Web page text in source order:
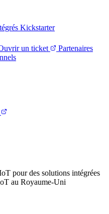
Kickstarter
un ticket
Partenaires
pour des solutions intégrées
au Royaume-Uni